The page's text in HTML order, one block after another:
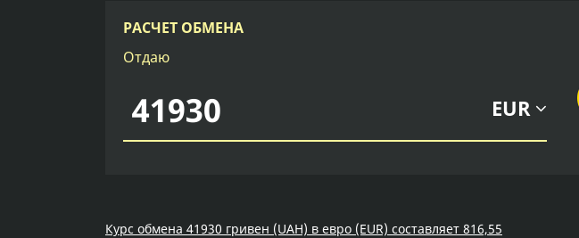
РАСЧЕТ ОБМЕНА
Отдаю
EUR
Курс обмена 41930 гривен (UAH) в евро (EUR) составляет 816,55